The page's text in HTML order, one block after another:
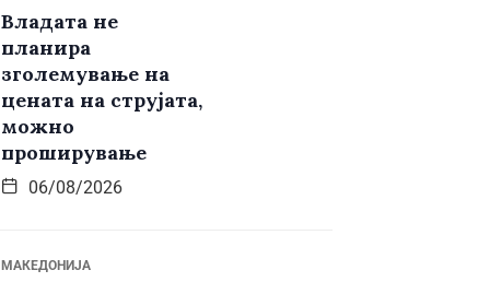
Владата не
планира
зголемување на
цената на струјата,
можно
проширување
06/08/2026
МАКЕДОНИЈА